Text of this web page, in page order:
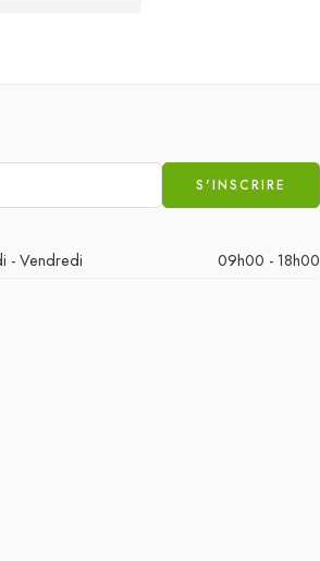
- Vendredi 09h00 - 18h00